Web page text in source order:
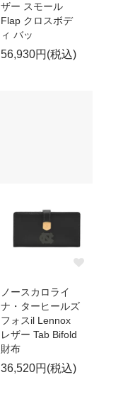
ザー スモール
Flap クロスボデ
ィ バッ
56,930円(税込)
ノースカロライ
ナ・ターヒールズ
フォスil Lennox
レザー Tab Bifold
財布
36,520円(税込)